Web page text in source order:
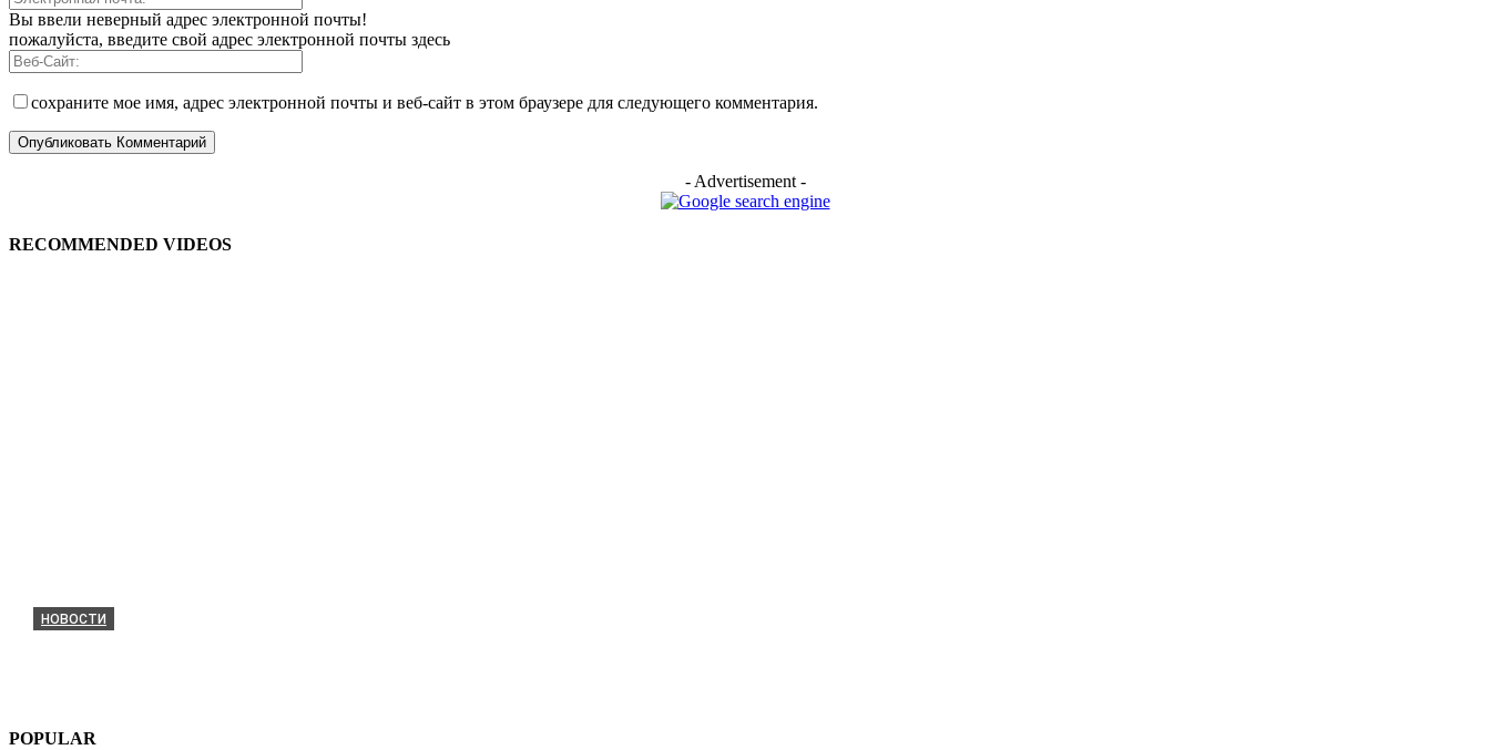
Вы ввели неверный адрес электронной почты!
пожалуйста, введите свой адрес электронной почты здесь
сохраните мое имя, адрес электронной почты и веб-сайт в этом браузере для следующего комментария.
- Advertisement -
RECOMMENDED VIDEOS
НОВОСТИ
POPULAR